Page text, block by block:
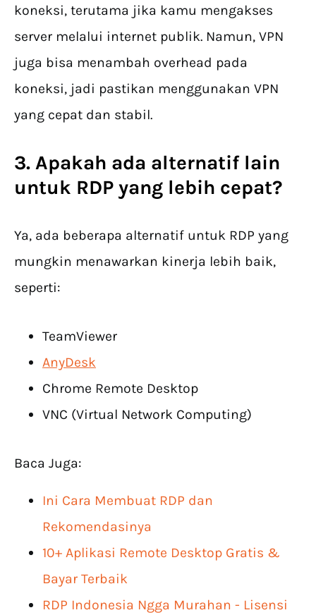
koneksi, terutama jika kamu mengakses
server melalui internet publik. Namun, VPN
juga bisa menambah overhead pada
koneksi, jadi pastikan menggunakan VPN
yang cepat dan stabil.
3. Apakah ada alternatif lain
untuk RDP yang lebih cepat?
Ya, ada beberapa alternatif untuk RDP yang
mungkin menawarkan kinerja lebih baik,
seperti:
TeamViewer
AnyDesk
Chrome Remote Desktop
VNC (Virtual Network Computing)
Baca Juga:
Ini Cara Membuat RDP dan
Rekomendasinya
10+ Aplikasi Remote Desktop Gratis &
Bayar Terbaik
RDP Indonesia Ngga Murahan - Lisensi